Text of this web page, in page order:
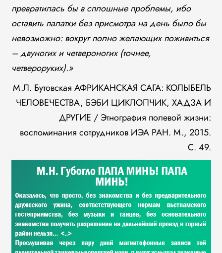
превратилась бы в сплошные проблемы, ибо
оставить палатки без присмотра на день было бы
невозможно: вокруг полно желающих поживиться
– двуногих и четвероногих (точнее,
четвероруких).»
М.Л. Бутовская АФРИКАНСКАЯ САГА: КОЛЫБЕЛЬ
ЧЕЛОВЕЧЕСТВА, БЭБИ ЦИКЛОПЧИК, ХАДЗА И
ДРУГИЕ / Этнография полевой жизни:
воспоминания сотрудников ИЭА РАН. М., 2015.
С. 49.